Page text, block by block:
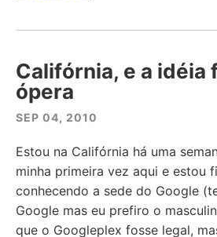
Califórnia, e a idéia
ópera
SEP 04, 2010
Estou na Califórnia há uma
minha primeira vez aqui e estou
conhecendo a sede do Google
Google mas eu prefiro o
que o Googleplex fosse legal,